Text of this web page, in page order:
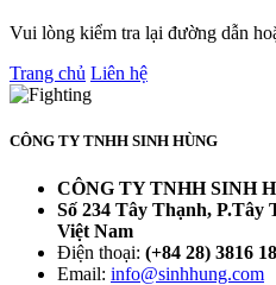
Vui lòng kiểm tra lại đường dẫn
Trang chủ Liên hệ
CÔNG TY TNHH SINH HÙNG
CÔNG TY TNHH SINH
Số 234 Tây Thạnh,
Việt Nam
Điện thoại: (+84 28) 3816
Email: info@sinhhung.com